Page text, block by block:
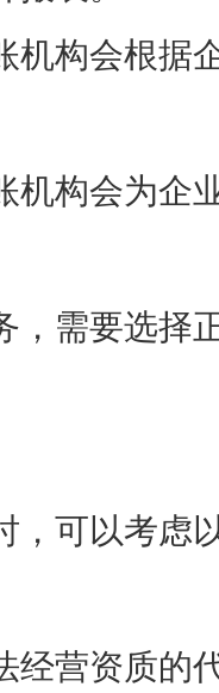
机构会根据
机构会为企
，需要选择
，可以考虑
经营资质的